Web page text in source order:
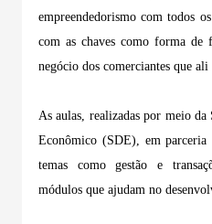
empreendedorismo com todos
com as chaves como forma de
negócio dos comerciantes que ali
As aulas, realizadas por meio
Econômico (SDE), em
temas como gestão e
módulos que ajudam no